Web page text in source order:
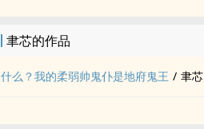
聿芯的作品
什么？我的柔弱帅鬼仆是地府鬼王 / 聿芯